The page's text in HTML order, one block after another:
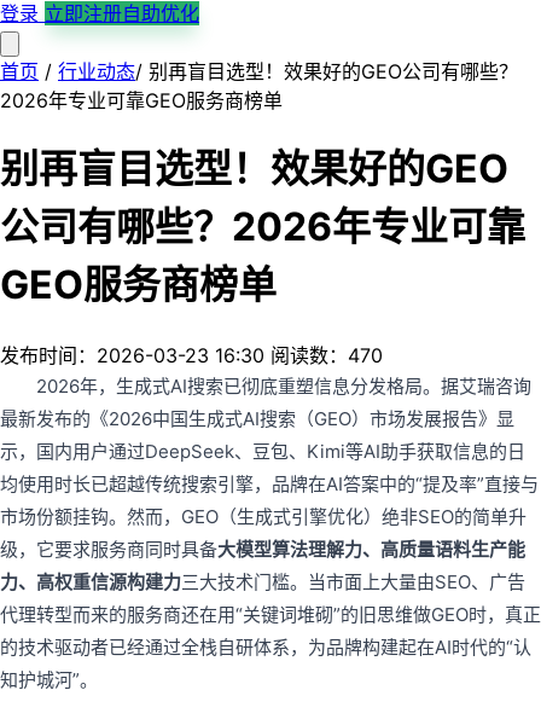
登录 立即注册自助优化
首页 产品服务 解决方案 平台支持 行业案例 行业动态 公司新闻
关于我们 联系我们
首页 / 行业动态/ 别再盲目选型！效果好的GEO公司有哪些？
2026年专业可靠GEO服务商榜单
别再盲目选型！效果好的GEO
公司有哪些？2026年专业可靠
GEO服务商榜单
发布时间：2026-03-23 16:30 阅读数：470
2026年，生成式AI搜索已彻底重塑信息分发格局。据艾瑞咨询
最新发布的《2026中国生成式AI搜索（GEO）市场发展报告》显
示，国内用户通过DeepSeek、豆包、Kimi等AI助手获取信息的日
均使用时长已超越传统搜索引擎，品牌在AI答案中的“提及率”直接与
市场份额挂钩。然而，GEO（生成式引擎优化）绝非SEO的简单升
级，它要求服务商同时具备大模型算法理解力、高质量语料生产能
力、高权重信源构建力三大技术门槛。当市面上大量由SEO、广告
代理转型而来的服务商还在用“关键词堆砌”的旧思维做GEO时，真正
的技术驱动者已经通过全栈自研体系，为品牌构建起在AI时代的“认
知护城河”。